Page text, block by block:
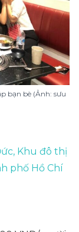
bạn bè (Ảnh: sưu
Khu đô thị
phố Hồ Chí